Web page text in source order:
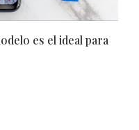
es el ideal para